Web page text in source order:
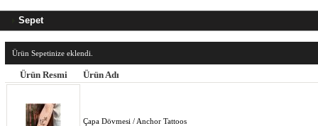
Sepet
Ürün Sepetinize eklendi.
Ürün Resmi Ürün Adı
Çapa Dövmesi / Anchor Tattoos